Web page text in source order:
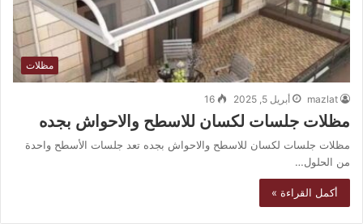
مظلات
mazlat أبريل 5, 2025 16
مظلات جلسات لكسان للاسطح والاحواش بجده
مظلات جلسات لكسان للاسطح والاحواش بجده تعد جلسات الأسطح واحدة
من الحلول…
أكمل القراءة »